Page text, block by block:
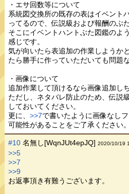
・エサ回数等について
系統図交換所の既存の表はイベント
ってるので、伝説級および報酬のぶ
そこにイベントハントぶた図鑑のよ
感じです。
気が向いたら表追加の作業しようか
たら勝手に作っていただいても問題
・画像について
追加作業して頂けるなら画像追加し
ただし、ネタバレ防止のため、伝説
しておいてください。
更に、>>7で書いたように画像なし
可能性があることをご了承ください。
#10 名無し[WqnJUt4epJQ]2020/10/19
>>5
>>7
>>9
お返事頂き有難うございます。